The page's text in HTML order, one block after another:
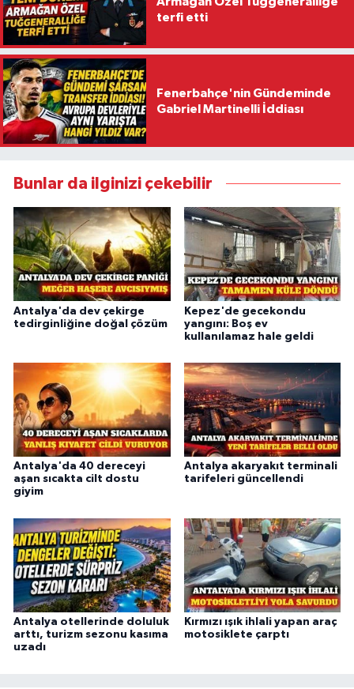
terfi etti
Fenerbahçe'nin Gündeminde
Gabriel Martinelli İddiası
Bunlar da ilginizi çekebilir
Antalya'da dev çekirge
tedirginliğine doğal çözüm
Kepez'de gecekondu
yangını: Boş ev
kullanılamaz hale geldi
Antalya'da 40 dereceyi
aşan sıcakta cilt dostu
giyim
Antalya akaryakıt terminali
tarifeleri güncellendi
Antalya otellerinde doluluk
arttı, turizm sezonu kasıma
uzadı
Kırmızı ışık ihlali yapan araç
motosiklete çarptı